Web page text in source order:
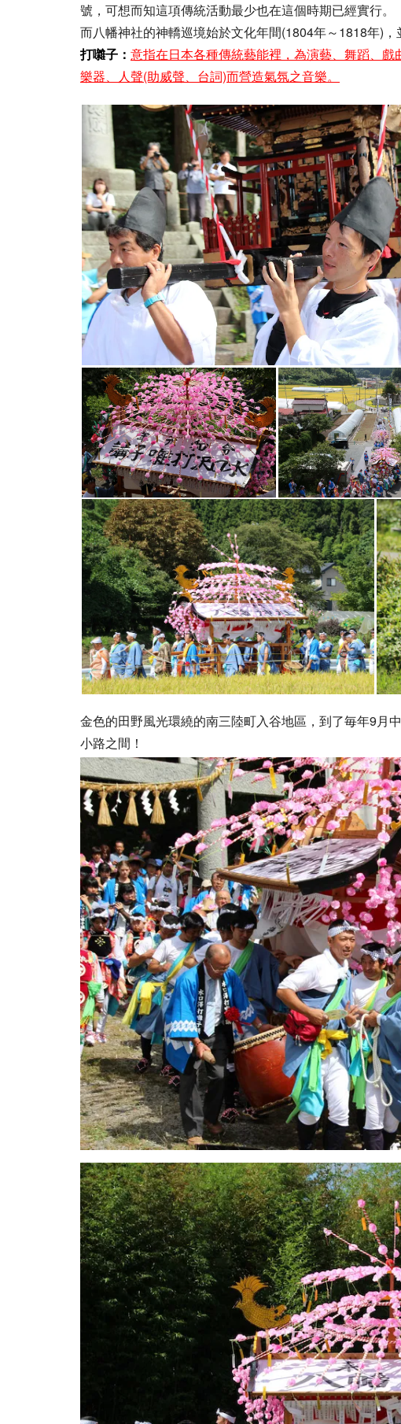
號，可想而知這項傳統活動最少也在這個時期已經實行。
而八幡神社的神轎巡境始於文化年間(1804年～1818年)，
打囃子： 意指在日本各種傳統藝能裡，為演藝、舞蹈、
樂器、人聲(助威聲、台詞)而營造氣氛之音樂。
金色的田野風光環繞的南三陸町入谷地區，到了毎年9月
小路之間！